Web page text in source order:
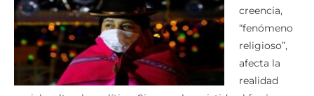
creencia,
“fenómeno
religioso”,
afecta la
realidad